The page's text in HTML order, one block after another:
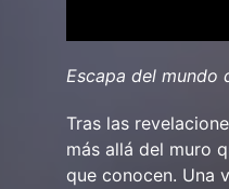
Escapa del mundo
Tras las
más allá del muro
que conocen. Una